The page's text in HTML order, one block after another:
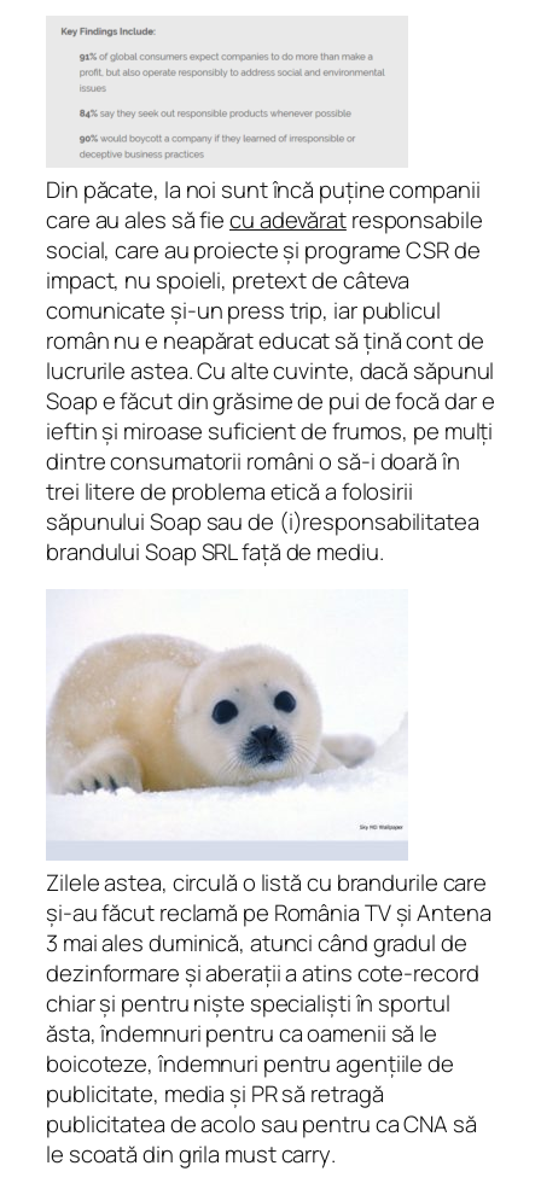
Din păcate, la noi sunt încă puține companii
care au ales să fiecu adevăratresponsabile
social, care au proiecte și programe CSR de
impact, nu spoieli, pretext de câteva
comunicate și-un press trip, iar publicul
român nu e neapărat educat să țină cont de
lucrurile astea. Cu alte cuvinte, dacă săpunul
Soap e făcut din grăsime de pui de focă dar e
ieftin și miroase suficient de frumos, pe mulți
dintre consumatorii români o să-i doară în
trei litere de problema etică a folosirii
săpunului Soap sau de (i)responsabilitatea
brandului Soap SRL față de mediu.
Zilele astea, circulă o listă cu brandurile care
și-au făcut reclamă pe România TV și Antena
3 mai ales duminică, atunci când gradul de
dezinformare și aberații a atins cote-record
chiar și pentru niște specialiști în sportul
ăsta, îndemnuri pentru ca oamenii să le
boicoteze, îndemnuri pentru agențiile de
publicitate, media și PR să retragă
publicitatea de acolo sau pentru ca CNA să
le scoată din grila must carry.